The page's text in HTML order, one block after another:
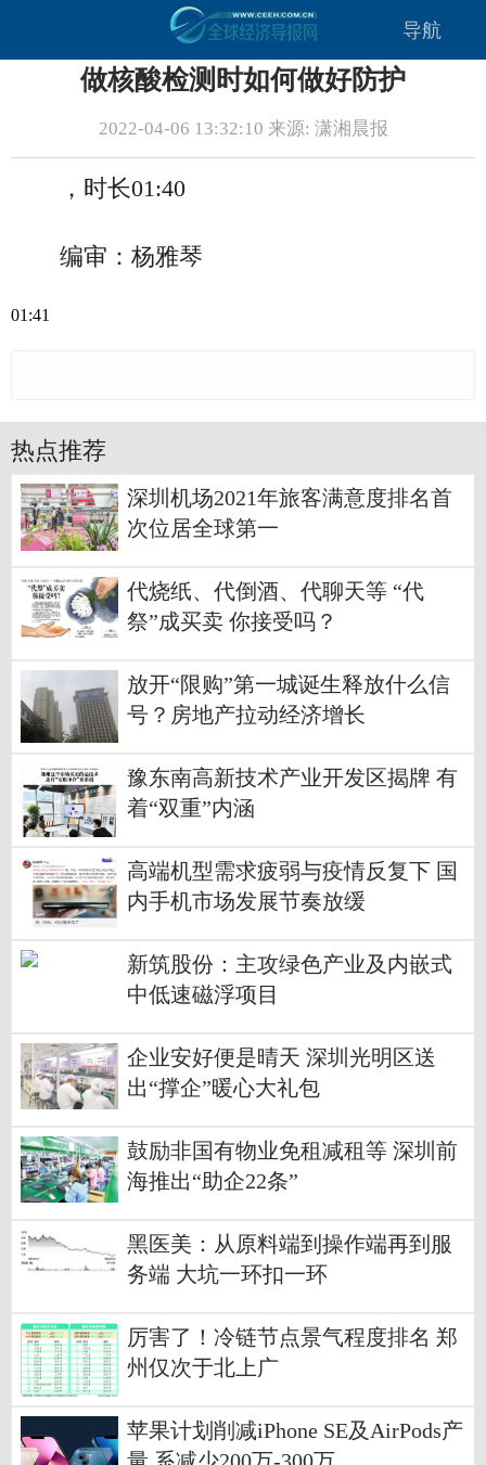
导航
做核酸检测时如何做好防护
2022-04-06 13:32:10 来源: 潇湘晨报
，时长01:40
编审：杨雅琴
01:41
热点推荐
深圳机场2021年旅客满意度排名首
次位居全球第一
代烧纸、代倒酒、代聊天等 “代
祭”成买卖 你接受吗？
放开“限购”第一城诞生释放什么信
号？房地产拉动经济增长
豫东南高新技术产业开发区揭牌 有
着“双重”内涵
高端机型需求疲弱与疫情反复下 国
内手机市场发展节奏放缓
新筑股份：主攻绿色产业及内嵌式
中低速磁浮项目
企业安好便是晴天 深圳光明区送
出“撑企”暖心大礼包
鼓励非国有物业免租减租等 深圳前
海推出“助企22条”
黑医美：从原料端到操作端再到服
务端 大坑一环扣一环
厉害了！冷链节点景气程度排名 郑
州仅次于北上广
苹果计划削减iPhone SE及AirPods产